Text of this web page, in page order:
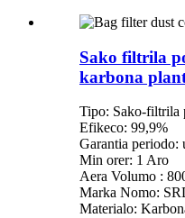
Sako filtrila
karbona
Tipo: Sako-filtrila
Efikeco: 99,9%
Garantia periodo:
Min orer: 1 Aro
Aera Volumo :
Marka Nomo:
Materialo: